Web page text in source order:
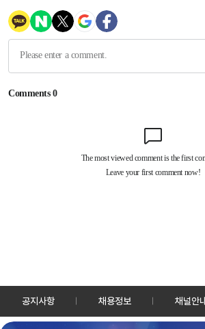
공지사항 채용정보 채널안